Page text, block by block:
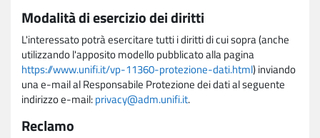
Modalità di esercizio dei diritti
L'interessato potrà esercitare tutti i diritti di cui sopra (anche
utilizzando l'apposito modello pubblicato alla pagina
https://www.unifi.it/vp-11360-protezione-dati.html) inviando
una e-mail al Responsabile Protezione dei dati al seguente
indirizzo e-mail:privacy@adm.unifi.it.
Reclamo